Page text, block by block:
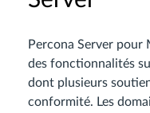
Percona Server pour
des fonctionnalités
dont plusieurs
conformité. Les